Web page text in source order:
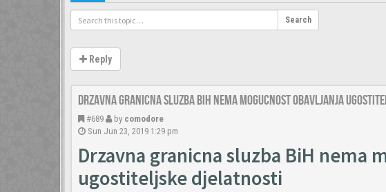
Search
Reply
Drzavna granicna sluzba BiH nema mogucnost obavljanja
#689 by comodore
Sun Jun 23, 2019 1:29 pm
Drzavna granicna sluzba BiH nema
ugostiteljske djelatnosti